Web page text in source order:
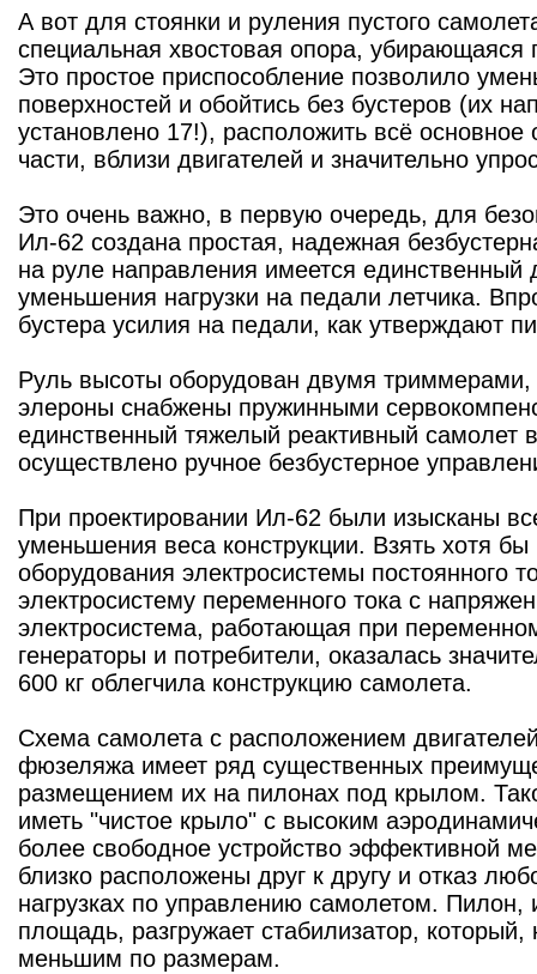
А вот для стоянки и руления пустого
специальная хвостовая опора, убирающаяся
Это простое приспособление позволило
поверхностей и обойтись без бустеров (их
установлено 17!), расположить всё основное
части, вблизи двигателей и значительно
Это очень важно, в первую очередь, для
Ил-62 создана простая, надежная
на руле направления имеется
уменьшения нагрузки на педали летчика.
бустера усилия на педали, как утверждают
Руль высоты оборудован двумя
элероны снабжены пружинными
единственный тяжелый реактивный самолет
осуществлено ручное безбустерное
При проектировании Ил-62 были изысканы
уменьшения веса конструкции. Взять хотя
оборудования электросистемы постоянного
электросистему переменного тока с
электросистема, работающая при
генераторы и потребители, оказалась
600 кг облегчила конструкцию самолета.
Схема самолета с расположением
фюзеляжа имеет ряд существенных
размещением их на пилонах под крылом.
иметь "чистое крыло" с высоким
более свободное устройство эффективной
близко расположены друг к другу и отказ
нагрузках по управлению самолетом.
площадь, разгружает стабилизатор,
меньшим по размерам.